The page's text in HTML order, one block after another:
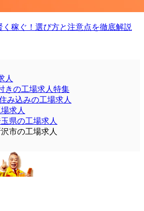
稼ぐ！選び方と注意点を徹底解説
人
きの工場求人特集
み込みの工場求人
求人
県の工場求人
市の工場求人